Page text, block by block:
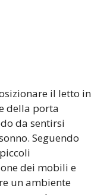
il letto in
della porta
da sentirsi
Seguendo
dei mobili e
un ambiente